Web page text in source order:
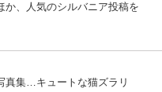
か、人気のシルバニア投稿を
真集…キュートな猫ズラリ